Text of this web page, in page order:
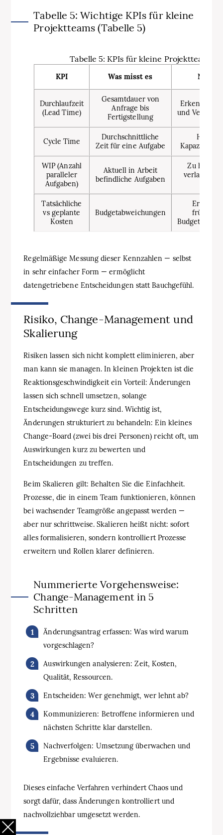
Tabelle 5: Wichtige KPIs für kleine
Projektteams (Tabelle 5)
Tabelle 5: KPIs für kleine Projektteams
KPI Was misst es Nutzen
Durchlaufzeit
(Lead Time)
Gesamtdauer von
Anfrage bis
Fertigstellung
Erkennt
und
Cycle Time
Durchschnittliche
Zeit für eine Aufgabe
Hilft bei
WIP (Anzahl
paralleler
Aufgaben)
Aktuell in Arbeit
befindliche Aufgaben
Zu hohes
Tatsächliche
vs geplante
Kosten
Budgetabweichungen
Regelmäßige Messung dieser Kennzahlen — selbst
in sehr einfacher Form — ermöglicht
datengetriebene Entscheidungen statt Bauchgefühl.
Risiko, Change-Management und
Skalierung
Risiken lassen sich nicht komplett eliminieren, aber
man kann sie managen. In kleinen Projekten ist die
Reaktionsgeschwindigkeit ein Vorteil: Änderungen
lassen sich schnell umsetzen, solange
Entscheidungswege kurz sind. Wichtig ist,
Änderungen strukturiert zu behandeln: Ein kleines
Change-Board (zwei bis drei Personen) reicht oft, um
Auswirkungen kurz zu bewerten und
Entscheidungen zu treffen.
Beim Skalieren gilt: Behalten Sie die Einfachheit.
Prozesse, die in einem Team funktionieren, können
bei wachsender Teamgröße angepasst werden —
aber nur schrittweise. Skalieren heißt nicht: sofort
alles formalisieren, sondern kontrolliert Prozesse
erweitern und Rollen klarer definieren.
Nummerierte Vorgehensweise:
Change-Management in 5
Schritten
Änderungsantrag erfassen: Was wird warum
vorgeschlagen?
Auswirkungen analysieren: Zeit, Kosten,
Qualität, Ressourcen.
Entscheiden: Wer genehmigt, wer lehnt ab?
Kommunizieren: Betroffene informieren und
nächsten Schritte klar darstellen.
Nachverfolgen: Umsetzung überwachen und
Ergebnisse evaluieren.
Dieses einfache Verfahren verhindert Chaos und
sorgt dafür, dass Änderungen kontrolliert und
nachvollziehbar umgesetzt werden.